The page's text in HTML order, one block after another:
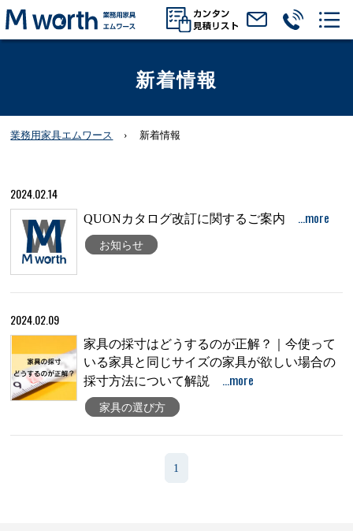
新着情報
業務用家具エムワース 新着情報
2024.02.14
QUONカタログ改訂に関するご案内 …more
お知らせ
2024.02.09
家具の採寸はどうするのが正解？｜今使って
いる家具と同じサイズの家具が欲しい場合の
採寸方法について解説 …more
家具の選び方
1